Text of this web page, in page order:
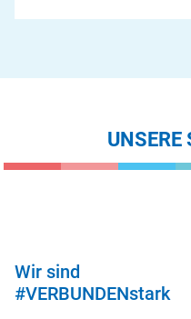
UNSERE
Wir sind
#VERBUNDENstark